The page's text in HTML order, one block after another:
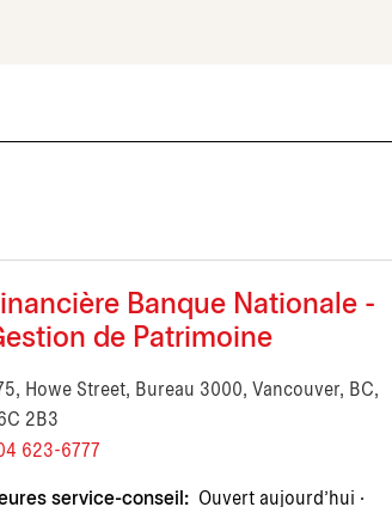
Banque Nationale -
de Patrimoine
Howe Street, Bureau 3000, Vancouver, BC,
2B3
623-6777
service-conseil: Ouvert aujourd’hui ·